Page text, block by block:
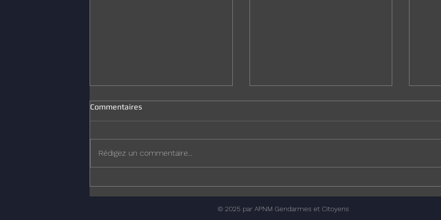
Joyeux Noël
Commentaires
Rédigez un commentaire...
© 2025 par APNM Gendarmes et Citoyens